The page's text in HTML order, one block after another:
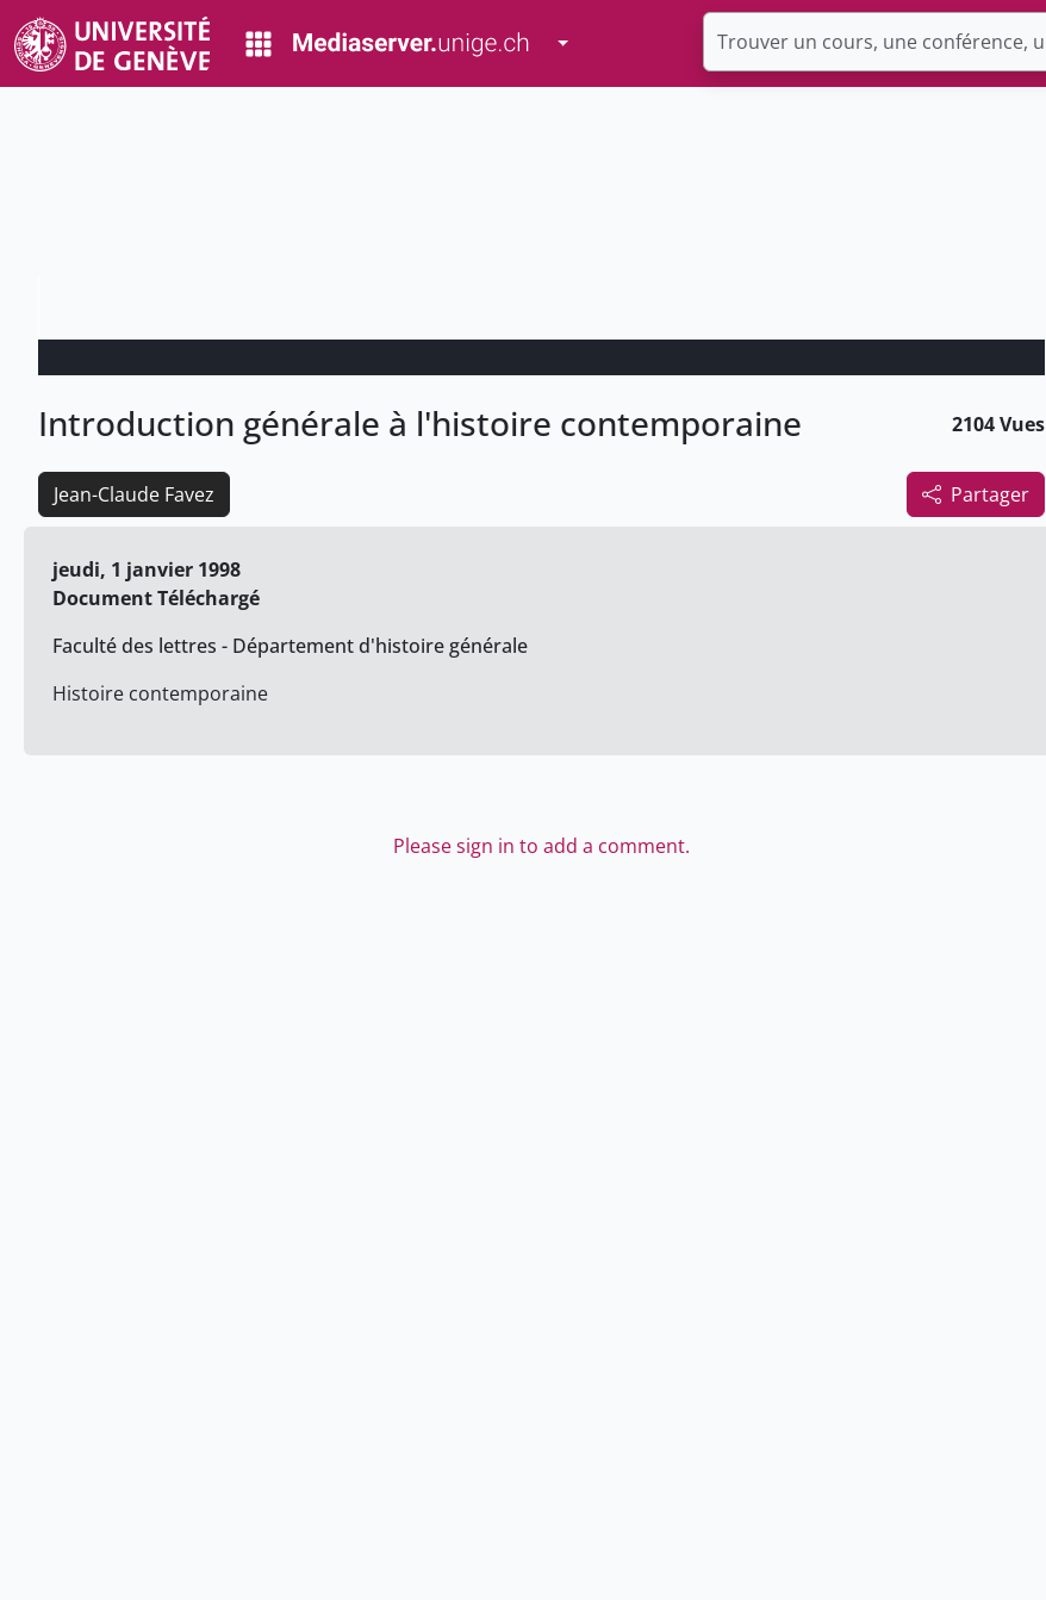
Toggle Dropdown
Introduction générale à l'histoire contemporaine 2104 Vues
Partager
Jean-Claude Favez
jeudi, 1 janvier 1998
Document Téléchargé
Faculté des lettres - Département d'histoire générale
Histoire contemporaine
Please sign in to add a comment.